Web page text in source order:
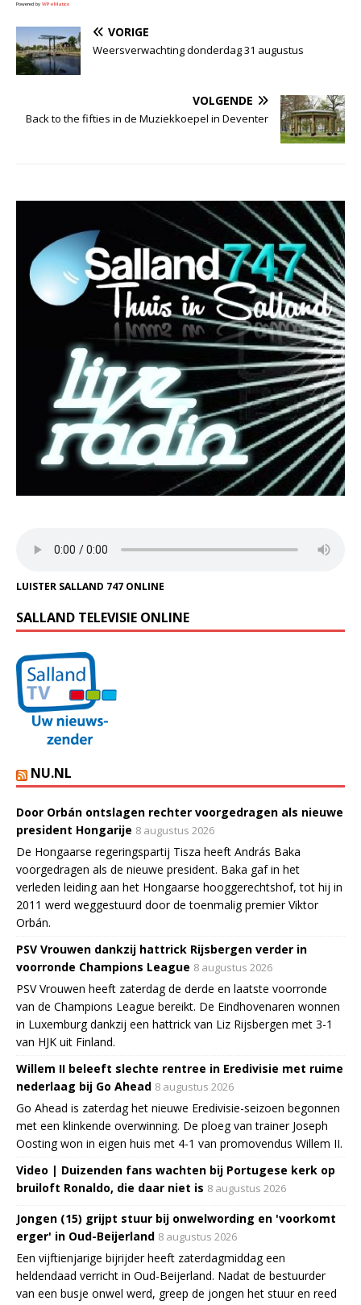
Powered by WPeMatico
VORIGE
Weersverwachting donderdag 31 augustus
VOLGENDE
Back to the fifties in de Muziekkoepel in Deventer
LUISTER SALLAND 747 ONLINE
SALLAND TELEVISIE ONLINE
NU.NL
Door Orbán ontslagen rechter voorgedragen als nieuwe
president Hongarije 8 augustus 2026
De Hongaarse regeringspartij Tisza heeft András Baka
voorgedragen als de nieuwe president. Baka gaf in het
verleden leiding aan het Hongaarse hooggerechtshof, tot hij in
2011 werd weggestuurd door de toenmalig premier Viktor
Orbán.
PSV Vrouwen dankzij hattrick Rijsbergen verder in
voorronde Champions League 8 augustus 2026
PSV Vrouwen heeft zaterdag de derde en laatste voorronde
van de Champions League bereikt. De Eindhovenaren wonnen
in Luxemburg dankzij een hattrick van Liz Rijsbergen met 3-1
van HJK uit Finland.
Willem II beleeft slechte rentree in Eredivisie met ruime
nederlaag bij Go Ahead 8 augustus 2026
Go Ahead is zaterdag het nieuwe Eredivisie-seizoen begonnen
met een klinkende overwinning. De ploeg van trainer Joseph
Oosting won in eigen huis met 4-1 van promovendus Willem II.
Video | Duizenden fans wachten bij Portugese kerk op
bruiloft Ronaldo, die daar niet is 8 augustus 2026
Jongen (15) grijpt stuur bij onwelwording en 'voorkomt
erger' in Oud-Beijerland 8 augustus 2026
Een vijftienjarige bijrijder heeft zaterdagmiddag een
heldendaad verricht in Oud-Beijerland. Nadat de bestuurder
van een busje onwel werd, greep de jongen het stuur en reed